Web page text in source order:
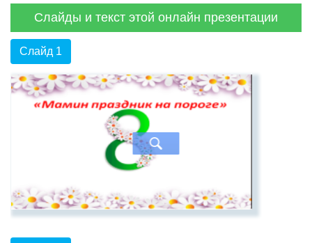
Слайды и текст этой онлайн презентации
Слайд 1